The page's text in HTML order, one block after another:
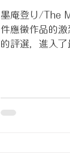
墨庵登り/The
件應徵作品的
的評選，進入